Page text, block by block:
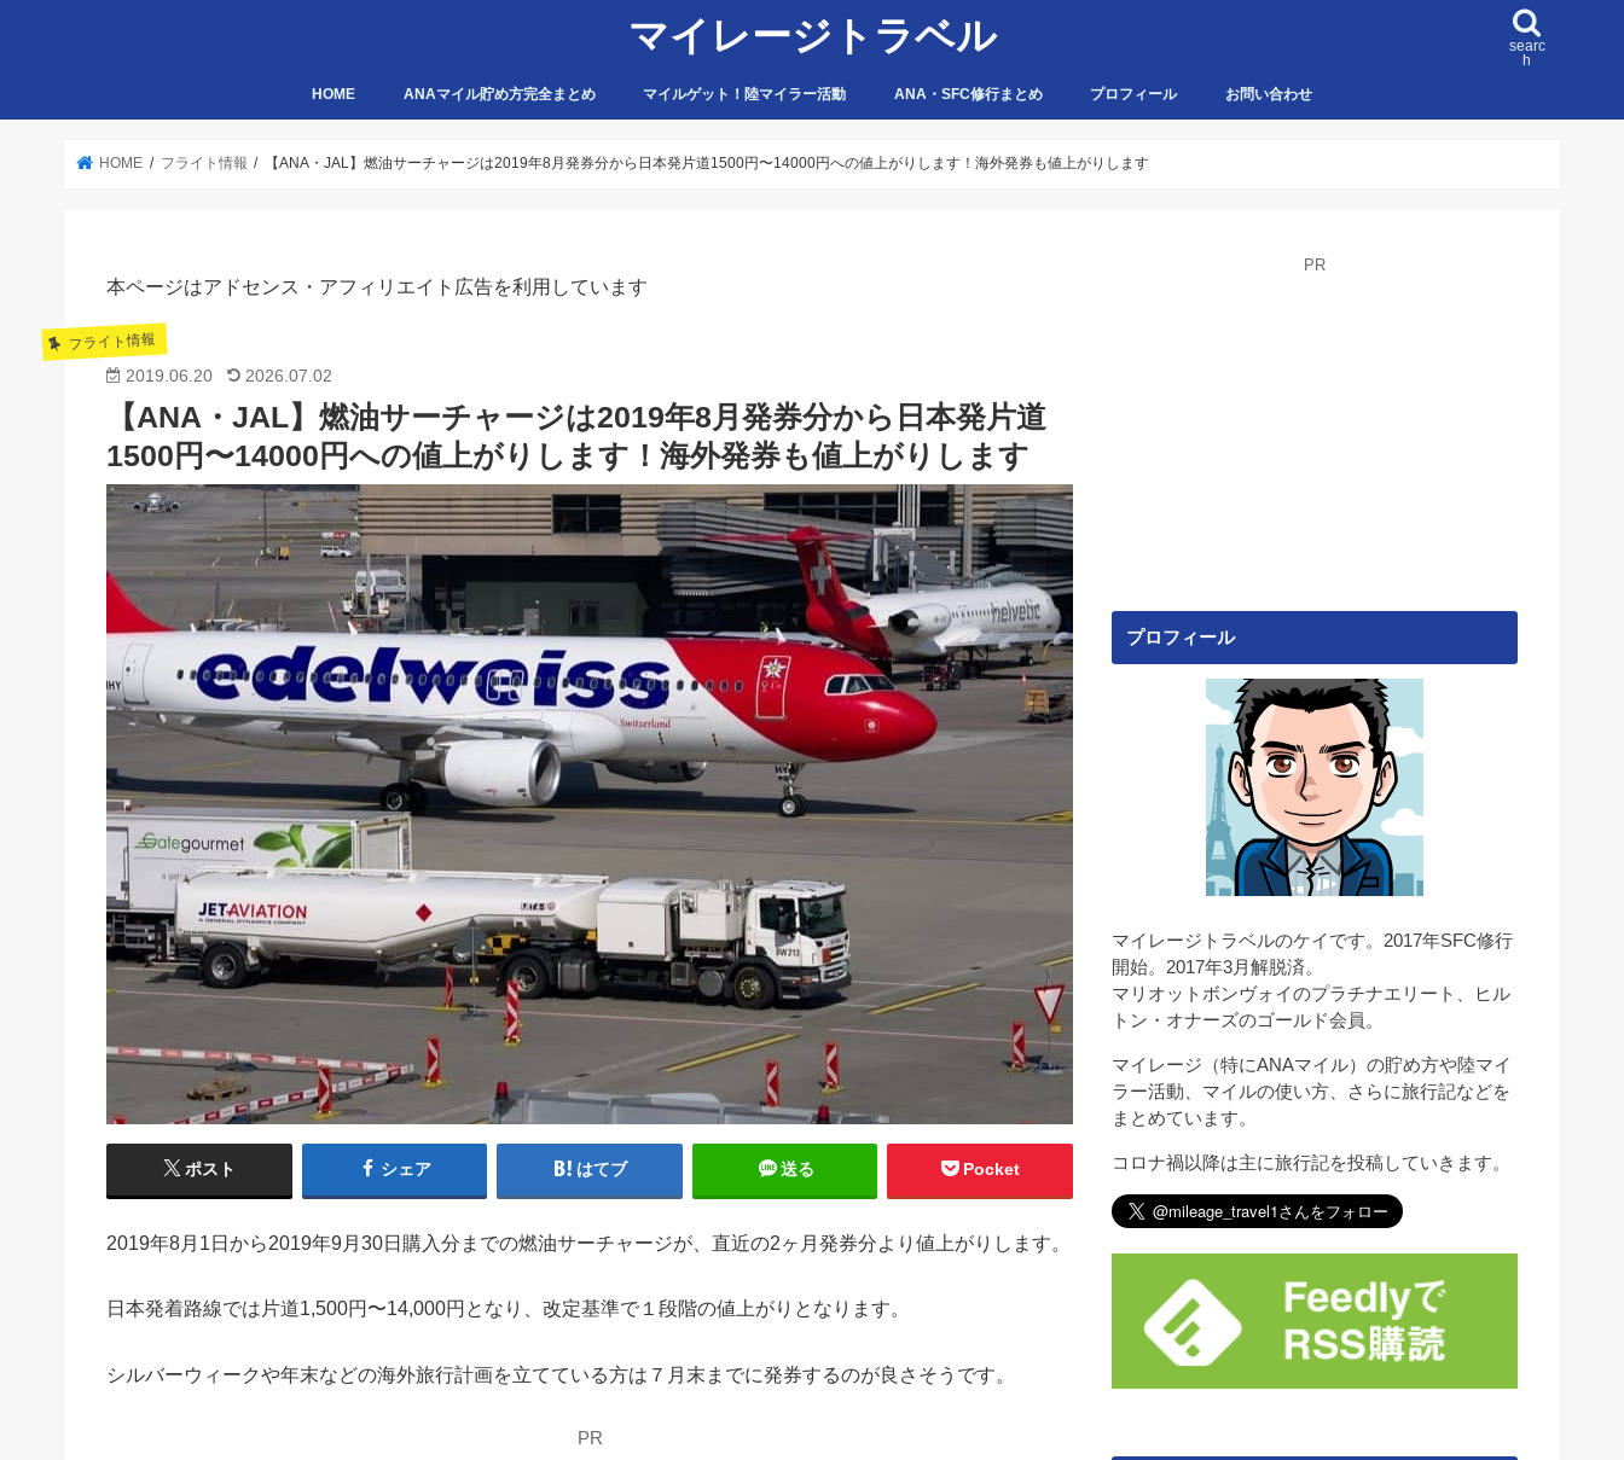
マイレージトラベル
searc
h
HOME ANAマイル貯め方完全まとめ マイルゲット！陸マイラー活動 ANA・SFC修行まとめ プロフィール お問い合わせ
HOME フライト情報 【ANA・JAL】燃油サーチャージは2019年8月発券分から日本発片道1500円〜14000円への値上がりします！海外発券も値上がりします
本ページはアドセンス・アフィリエイト広告を利用しています
フライト情報
2019.06.20 2026.07.02
【ANA・JAL】燃油サーチャージは2019年8月発券分から日本発片道
1500円〜14000円への値上がりします！海外発券も値上がりします
ポスト シェア はてブ 送る Pocket
2019年8月1日から2019年9月30日購入分までの燃油サーチャージが、直近の2ヶ月発券分より値上がりします。
日本発着路線では片道1,500円〜14,000円となり、改定基準で１段階の値上がりとなります。
シルバーウィークや年末などの海外旅行計画を立てている方は７月末までに発券するのが良さそうです。
PR
PR
プロフィール
マイレージトラベルのケイです。2017年SFC修行
開始。2017年3月解脱済。
マリオットボンヴォイのプラチナエリート、ヒル
トン・オナーズのゴールド会員。
マイレージ（特にANAマイル）の貯め方や陸マイ
ラー活動、マイルの使い方、さらに旅行記などを
まとめています。
コロナ禍以降は主に旅行記を投稿していきます。